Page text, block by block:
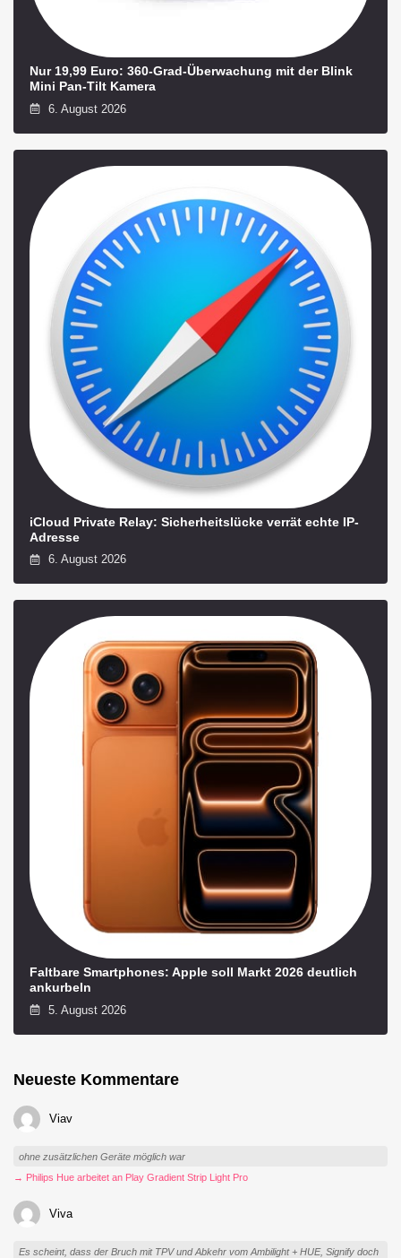
Nur 19,99 Euro: 360-Grad-Überwachung mit der Blink
Mini Pan-Tilt Kamera
6. August 2026
iCloud Private Relay: Sicherheitslücke verrät echte IP-
Adresse
6. August 2026
Faltbare Smartphones: Apple soll Markt 2026 deutlich
ankurbeln
5. August 2026
Neueste Kommentare
Viav
ohne zusätzlichen Geräte möglich war
→ Philips Hue arbeitet an Play Gradient Strip Light Pro
Viva
Es scheint, dass der Bruch mit TPV und Abkehr vom Ambilight + HUE, Signify doch